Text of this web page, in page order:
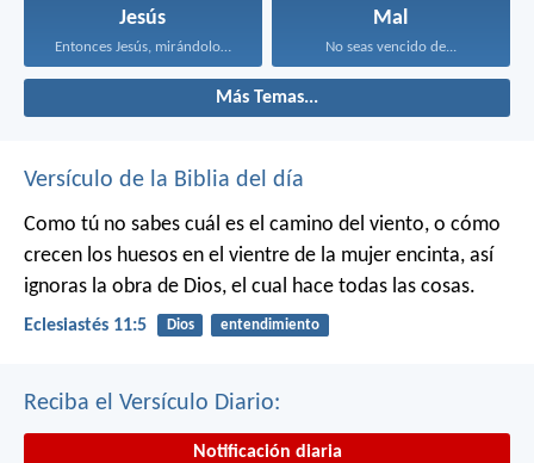
Jesús
Entonces Jesús, mirándolos, dijo...
Mal
No seas vencido de...
Más Temas...
Versículo de la Biblia del día
Como tú no sabes cuál es el camino del viento, o cómo
crecen los huesos en el vientre de la mujer encinta, así
ignoras la obra de Dios, el cual hace todas las cosas.
Eclesiastés 11:5 Dios entendimiento
Reciba el Versículo Diario:
Notificación diaria